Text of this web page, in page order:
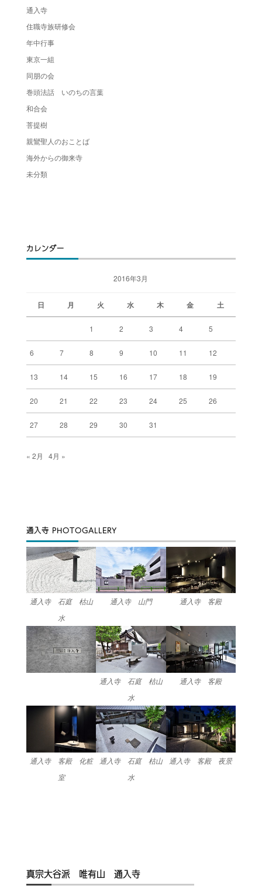
通入寺
住職寺族研修会
年中行事
東京一組
同朋の会
巻頭法話 いのちの言葉
和合会
菩提樹
親鸞聖人のおことば
海外からの御来寺
未分類
カレンダー
2016年3月
日 月 火 水 木 金 土
1 2 3 4 5
6 7 8 9 10 11 12
13 14 15 16 17 18 19
20 21 22 23 24 25 26
27 28 29 30 31
« 2月 4月 »
通入寺 PHOTOGALLERY
通入寺 石庭 枯山
水
通入寺 山門 通入寺 客殿
通入寺 石庭 枯山
水
通入寺 客殿
通入寺 客殿 化粧
室
通入寺 石庭 枯山
水
通入寺 客殿 夜景
真宗大谷派 唯有山 通入寺